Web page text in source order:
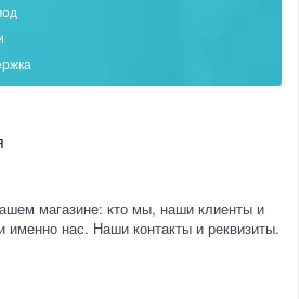
магазине: кто мы, наши клиенты и
именно нас. Наши контакты и реквизиты.